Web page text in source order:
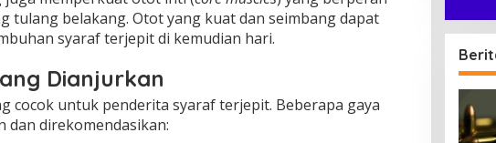
tulang belakang. Otot yang kuat dan seimbang dapat
syaraf terjepit di kemudian hari.
Dianjurkan
cocok untuk penderita syaraf terjepit. Beberapa gaya
dan direkomendasikan: